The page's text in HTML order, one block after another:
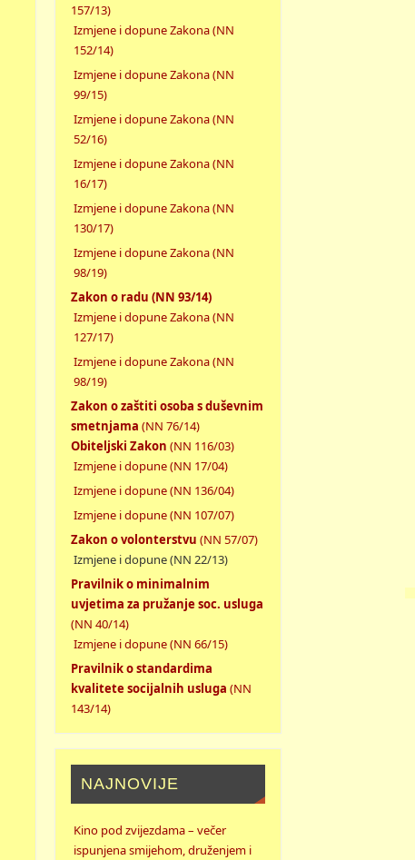
157/13)
Izmjene i dopune Zakona (NN
152/14)
Izmjene i dopune Zakona (NN
99/15)
Izmjene i dopune Zakona (NN
52/16)
Izmjene i dopune Zakona (NN
16/17)
Izmjene i dopune Zakona (NN
130/17)
Izmjene i dopune Zakona (NN
98/19)
Zakon o radu (NN 93/14)
Izmjene i dopune Zakona (NN
127/17)
Izmjene i dopune Zakona (NN
98/19)
Zakon o zaštiti osoba s duševnim
smetnjama (NN 76/14)
Obiteljski Zakon (NN 116/03)
Izmjene i dopune (NN 17/04)
Izmjene i dopune (NN 136/04)
Izmjene i dopune (NN 107/07)
Zakon o volonterstvu (NN 57/07)
Izmjene i dopune (NN 22/13)
Pravilnik o minimalnim
uvjetima za pružanje soc. usluga
(NN 40/14)
Izmjene i dopune (NN 66/15)
Pravilnik o standardima
kvalitete socijalnih usluga (NN
143/14)
NAJNOVIJE
Kino pod zvijezdama – večer
ispunjena smijehom, druženjem i